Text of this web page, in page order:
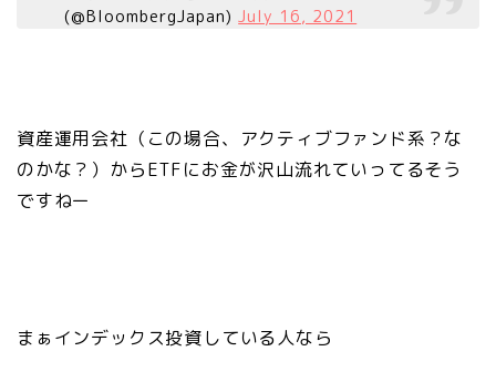
(@BloombergJapan)July 16, 2021
資産運用会社（この場合、アクティブファンド系？な
のかな？）からETFにお金が沢山流れていってるそう
ですねー
まぁインデックス投資している人なら